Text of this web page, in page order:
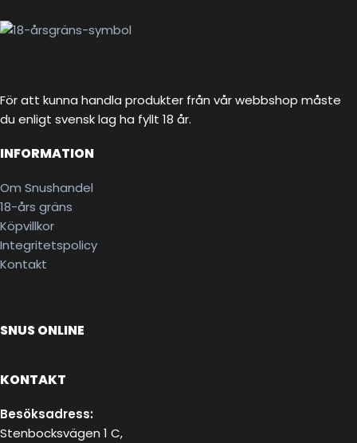
För att kunna handla produkter från vår webbshop måste
du enligt svensk lag ha fyllt 18 år.
INFORMATION
Om Snushandel
18-års gräns
Köpvillkor
Integritetspolicy
Kontakt
SNUS ONLINE
KONTAKT
Besöksadress:
Stenbocksvägen 1 C,